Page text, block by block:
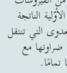
الناتجة
التي تنتقل
مع